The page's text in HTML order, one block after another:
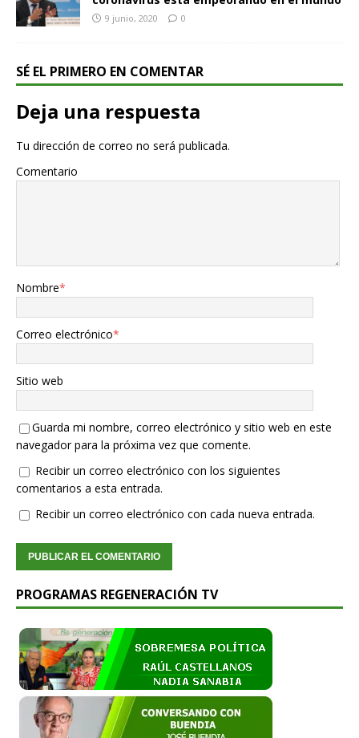
9 junio, 2020 0
SÉ EL PRIMERO EN COMENTAR
Deja una respuesta
Tu dirección de correo no será publicada.
Comentario
Nombre*
Correo electrónico*
Sitio web
Guarda mi nombre, correo electrónico y sitio web en este
navegador para la próxima vez que comente.
Recibir un correo electrónico con los siguientes
comentarios a esta entrada.
Recibir un correo electrónico con cada nueva entrada.
PROGRAMAS REGENERACIÓN TV